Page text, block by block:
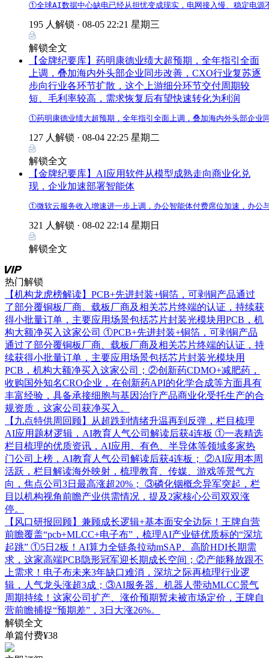
①全球AI数据中心缺电已经从担忧变成现实，电网接入慢、稳定电源
195 人解锁 · 08-05 22:21 星期三
解锁全文
【金牌纪要库】药明康德业绩大超预期，全年指引全面
上调，叠加海内外头部企业同步改善，CXO行业复苏逐
步向行业各环节扩散，这个上游细分环节交付周期较
短、毛利率较高，需求恢复后有望快速转化为利润
①药明康德业绩大超预期，全年指引全面上调，叠加海内外头部企业
127 人解锁 · 08-04 22:25 星期二
解锁全文
【金牌纪要库】AI应用软件从模型成熟走向商业化兑
现，企业加速部署智能体
①微软云服务收入增速进一步上调，办公智能体付费席位加速，办公
321 人解锁 · 08-02 22:14 星期日
解锁全文
热门解锁
【机构龙虎榜解读】PCB+先进封装+铜箔，可剥铜产品通过
了部分覆铜板厂商、载板厂商及相关芯片终端的认证，持续获
得小批量订单，主要应用场景包括芯片封装光模块用PCB，机
构大额净买入这家公司 ①PCB+先进封装+铜箔，可剥铜产品
通过了部分覆铜板厂商、载板厂商及相关芯片终端的认证，持
续获得小批量订单，主要应用场景包括芯片封装光模块用
PCB，机构大额净买入这家公司；②创新药CDMO+减肥药，
收购国外知名CRO企业，在创新药API的化学合成等方面具有
丰富经验，具备承接细胞与基因治疗产品商业化受托生产的合
规资质，这家公司获净买入。
【九点特供周回顾】从超跌到情绪升温再到反弹，栏目梳理
AI应用题材逻辑，AI教育人气公司解读后获4连板 ①一表精选
栏目梳理的优质资讯，AI应用、有色、半导体等领域多家热
门公司上榜，AI教育人气公司解读后获4连板； ②AI应用本周
活跃，栏目解读海外映射，梳理教育、传媒、游戏等景气方
向，焦点公司3日最高涨超20%； ③磷化铟概念异军突起，栏
目以机构视角前瞻产业供需情况，提及2家核心公司双双涨
停。
【风口研报回顾】兼顾成长逻辑+基本面安全边际！王牌自营
前瞻覆盖“pcb+MLCC+电子布”，梳理AI产业链优质标的“深坑
起跳” ①5日2板！AI算力全链条拉动mSAP、高阶HDI长期需
求，这家高端PCB隐形冠军迎长期成长空间；②产能释放跟不
上需求！电子布未来3年缺口难消，深坑之际再梳理行业逻
辑，人气龙头涨超3成；③AI服务器、机器人带动MLCC景气
周期持续！这家公司扩产、涨价预期暂未被市场定价，王牌自
营前瞻捕捉“预期差”，3日大涨26%。
解锁全文
单篇付费¥38